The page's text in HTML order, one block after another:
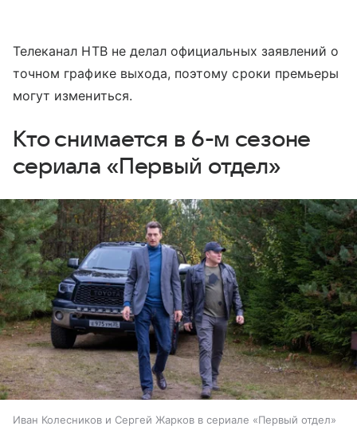
Телеканал НТВ не делал официальных заявлений о
точном графике выхода, поэтому сроки премьеры
могут измениться.
Кто снимается в 6-м сезоне
сериала «Первый отдел»
Иван Колесников и Сергей Жарков в сериале «Первый отдел»